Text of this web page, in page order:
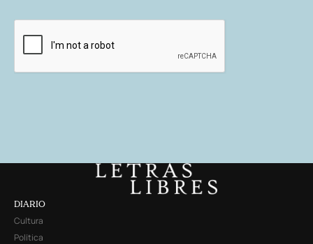
DIARIO
Cultura
Política